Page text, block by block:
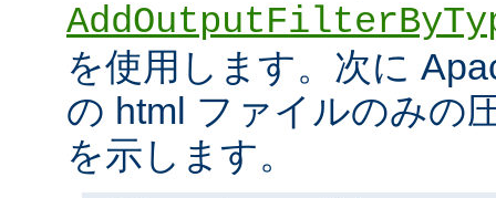
を使用します。次に
の html ファイルのみの
を示します。